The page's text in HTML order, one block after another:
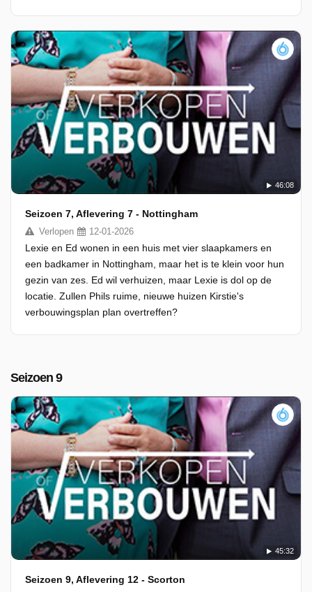
46:08
Seizoen 7, Aflevering 7 - Nottingham
Verlopen 12-01-2026
Lexie en Ed wonen in een huis met vier slaapkamers en
een badkamer in Nottingham, maar het is te klein voor hun
gezin van zes. Ed wil verhuizen, maar Lexie is dol op de
locatie. Zullen Phils ruime, nieuwe huizen Kirstie's
verbouwingsplan plan overtreffen?
Seizoen 9
45:32
Seizoen 9, Aflevering 12 - Scorton